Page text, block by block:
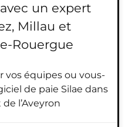
un expert
Millau et
Rouergue
vos équipes ou vous-
de paie Silae dans
l’Aveyron